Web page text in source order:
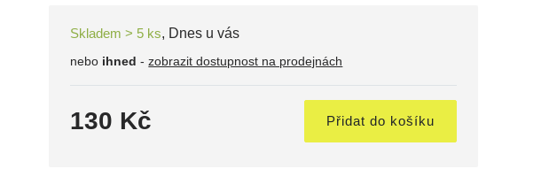
Skladem > 5 ks, Dnes u vás
nebo ihned -zobrazit dostupnost na prodejnách
130 Kč Přidat do košíku